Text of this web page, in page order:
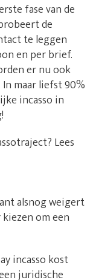
fase van de
de
te leggen
en per brief.
er nu ook
maar liefst 90%
incasso in
Lees
alsnog weigert
om een
incasso kost
juridische